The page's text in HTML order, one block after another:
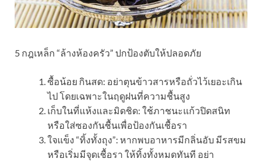
5 กฎเหล็ก “ล้างห้องครัว” ปกป้องตับให้ปลอดภัย
ซื้อน้อย กินสด: อย่าตุนข้าวสารหรือถั่วไว้เยอะเกิน
ไป โดยเฉพาะในฤดูฝนที่ความชื้นสูง
เก็บในที่แห้งและมิดชิด: ใช้ภาชนะแก้วปิดสนิท
หรือใส่ซองกันชื้นเพื่อป้องกันเชื้อรา
ใจแข็ง “ทิ้งทั้งถุง”: หากพบอาหารมีกลิ่นอับ มีรสขม
หรือเริ่มมีจุดเชื้อรา ให้ทิ้งทั้งหมดทันที อย่า